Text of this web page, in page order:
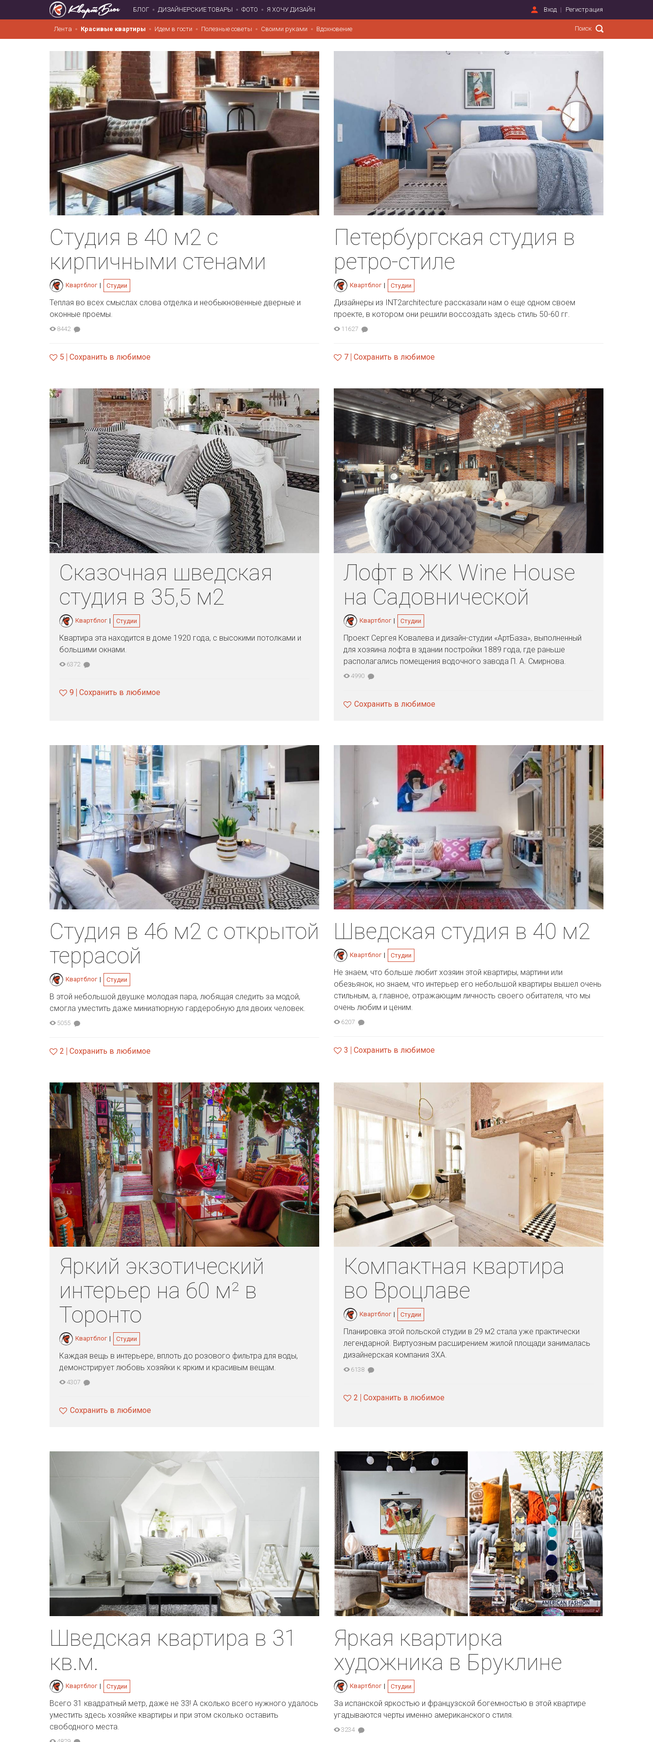
БЛОГ ДИЗАЙНЕРСКИЕ ТОВАРЫ ФОТО Я ХОЧУ ДИЗАЙН Вход Регистрация
Лента Красивые квартиры Идем в гости Полезные советы Своими руками Вдохновение
Студия в 40 м2 с
кирпичными стенами
Квартблог | Студии
Теплая во всех смыслах слова отделка и необыкновенные дверные и
оконные проемы.
8442
5 Сохранить в любимое
Петербургская студия в
ретро-стиле
Квартблог | Студии
Дизайнеры из INT2architecture рассказали нам о еще одном своем
проекте, в котором они решили воссоздать здесь стиль 50-60 гг.
11627
7 Сохранить в любимое
Сказочная шведская
студия в 35,5 м2
Квартблог | Студии
Квартира эта находится в доме 1920 года, с высокими потолками и
большими окнами.
6372
9 Сохранить в любимое
Лофт в ЖК Wine House
на Садовнической
Квартблог | Студии
Проект Сергея Ковалева и дизайн-студии «АртБаза», выполненный
для хозяина лофта в здании постройки 1889 года, где раньше
располагались помещения водочного завода П. А. Смирнова.
4990
Сохранить в любимое
Студия в 46 м2 с открытой
террасой
Квартблог | Студии
В этой небольшой двушке молодая пара, любящая следить за модой,
смогла уместить даже миниатюрную гардеробную для двоих человек.
5055
2 Сохранить в любимое
Шведская студия в 40 м2
Квартблог | Студии
Не знаем, что больше любит хозяин этой квартиры, мартини или
обезьянок, но знаем, что интерьер его небольшой квартиры вышел очень
стильным, а, главное, отражающим личность своего обитателя, что мы
очень любим и ценим.
6207
3 Сохранить в любимое
Яркий экзотический
интерьер на 60 м² в
Торонто
Квартблог | Студии
Каждая вещь в интерьере, вплоть до розового фильтра для воды,
демонстрирует любовь хозяйки к ярким и красивым вещам.
4307
Сохранить в любимое
Компактная квартира
во Вроцлаве
Квартблог | Студии
Планировка этой польской студии в 29 м2 стала уже практически
легендарной. Виртуозным расширением жилой площади занималась
дизайнерская компания 3XA.
6138
2 Сохранить в любимое
Шведская квартира в 31
кв.м.
Квартблог | Студии
Всего 31 квадратный метр, даже не 33! А сколько всего нужного удалось
уместить здесь хозяйке квартиры и при этом сколько оставить
свободного места.
Яркая квартирка
художника в Бруклине
Квартблог | Студии
За испанской яркостью и французской богемностью в этой квартире
угадываются черты именно американского стиля.
3234